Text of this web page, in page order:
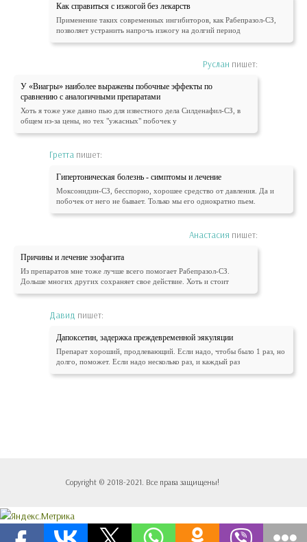
Как справиться с изжогой без лекарств
Применение таких современных ингибиторов, как Рабепразол-СЗ,
позволяет устранить напрочь изжогу на долгий период
Руслан пишет:
У «Виагры» наиболее выражены побочные эффекты по
сравнению с аналогичными препаратами
Хоть я тоже уже давно пью для известного дела Силденафил-СЗ, в
общем из-за цены, но тех "ужасных" побочек у
Гретта пишет:
Гипертоническая болезнь - симптомы и лечение
Моксонидин-СЗ, бесспорно, хорошее средство от давления. Да и
побочек от него не бывает. Только мы его однократно пьем.
Анастасия пишет:
Причины и лечение эзофагита
Из препаратов мне тоже лучше всего помогает Рабепразол-СЗ.
Дольше многих других сохраняет свое действие. Хоть и стоит
Давид пишет:
Дапоксетин, задержка преждевременной эякуляции
Препарат хороший, продлевающий. Если надо, чтобы было 1 раз, но
долго, поможет. Если надо несколько раз, и каждый раз
Copyright © 2018-2021. Все права защищены!